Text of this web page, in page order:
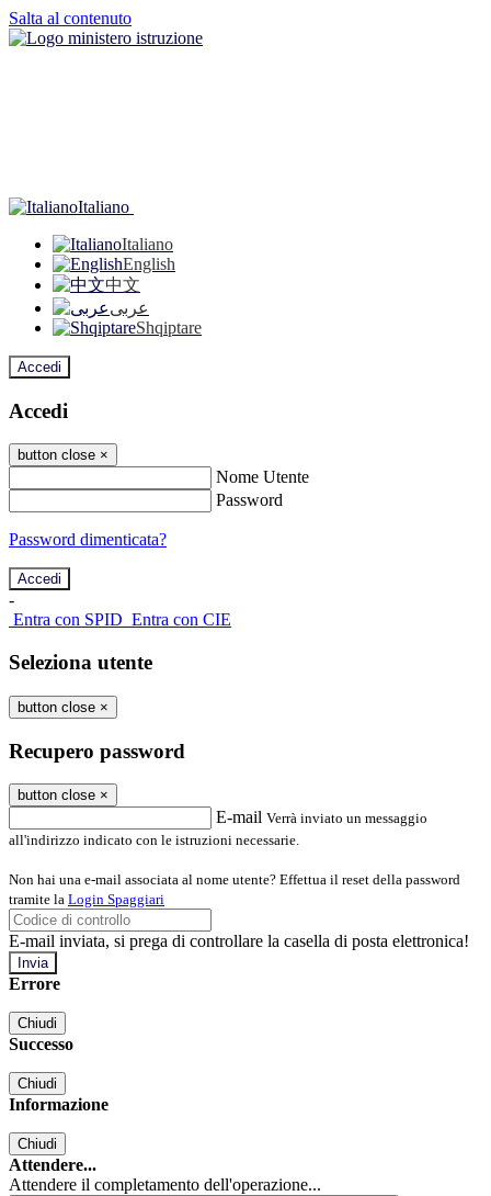
Salta al contenuto
Italiano
Italiano
English
中文
عربى
Shqiptare
Accedi
Accedi
button close ×
Nome Utente
Password
Password dimenticata?
-
Entra con SPID Entra con CIE
Seleziona utente
button close ×
Recupero password
button close ×
E-mail Verrà inviato un messaggio
all'indirizzo indicato con le istruzioni necessarie.
Non hai una e-mail associata al nome utente? Effettua il reset della password
tramite la Login Spaggiari
E-mail inviata, si prega di controllare la casella di posta elettronica!
Errore
Chiudi
Successo
Chiudi
Informazione
Chiudi
Attendere...
Attendere il completamento dell'operazione...